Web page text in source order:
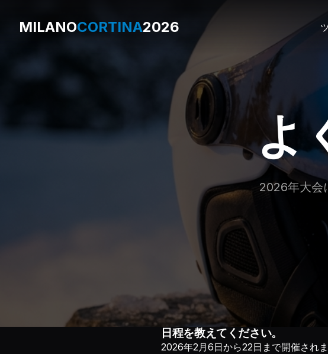
MILANOCORTINA2026
よ
2026年大会
日程を教えてください。
2026年2月6日から22日まで開催され